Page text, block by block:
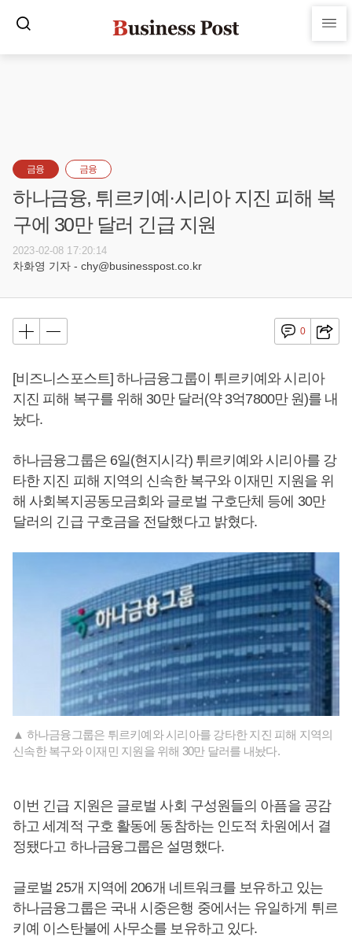
금융 금융
하나금융, 튀르키예·시리아 지진 피해 복
구에 30만 달러 긴급 지원
2023-02-08 17:20:14
차화영 기자 - chy@businesspost.co.kr
0
[비즈니스포스트] 하나금융그룹이 튀르키예와 시리아
지진 피해 복구를 위해 30만 달러(약 3억7800만 원)를 내
놨다.
하나금융그룹은 6일(현지시각) 튀르키예와 시리아를 강
타한 지진 피해 지역의 신속한 복구와 이재민 지원을 위
해 사회복지공동모금회와 글로벌 구호단체 등에 30만
달러의 긴급 구호금을 전달했다고 밝혔다.
▲ 하나금융그룹은 튀르키예와 시리아를 강타한 지진 피해 지역의
신속한 복구와 이재민 지원을 위해 30만 달러를 내놨다.
이번 긴급 지원은 글로벌 사회 구성원들의 아픔을 공감
하고 세계적 구호 활동에 동참하는 인도적 차원에서 결
정됐다고 하나금융그룹은 설명했다.
글로벌 25개 지역에 206개 네트워크를 보유하고 있는
하나금융그룹은 국내 시중은행 중에서는 유일하게 튀르
키예 이스탄불에 사무소를 보유하고 있다.